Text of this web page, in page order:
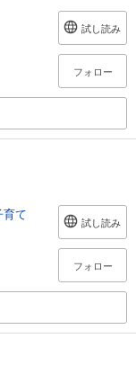
試し読み
フォロー
て
試し読み
フォロー